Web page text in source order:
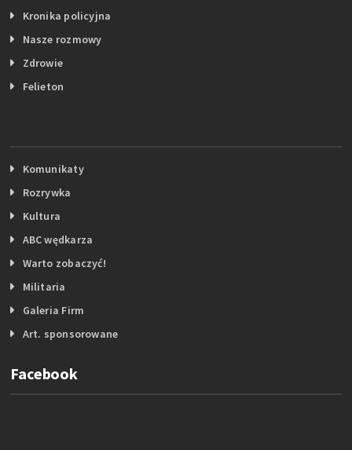
Kronika policyjna
Nasze rozmowy
Zdrowie
Felieton
Komunikaty
Rozrywka
Kultura
ABC wędkarza
Warto zobaczyć!
Militaria
Galeria Firm
Art. sponsorowane
Facebook